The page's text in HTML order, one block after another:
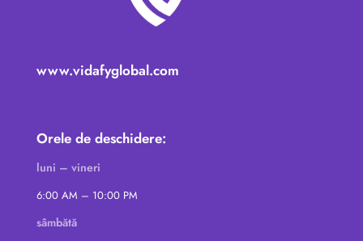
www.vidafyglobal.com
Orele de deschidere:
luni – vineri
6:00 AM – 10:00 PM
sâmbătă